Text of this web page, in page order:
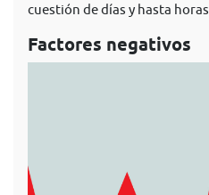
cuestión de días y hasta horas.
Factores negativos